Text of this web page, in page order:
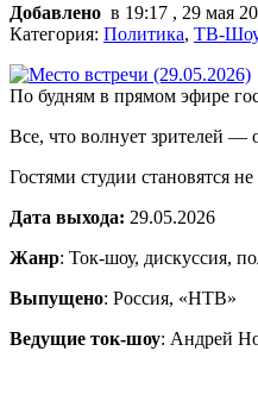
Добавлено в 19:17 , 29 мая
Категория: Политика, ТВ-
По будням в прямом эфире
Все, что волнует зрителей
Гостями студии становятся
Дата выхода: 29.05.2026
Жанр: Ток-шоу, дискуссия,
Выпущено: Россия, «НТВ»
Ведущие ток-шоу: Андрей